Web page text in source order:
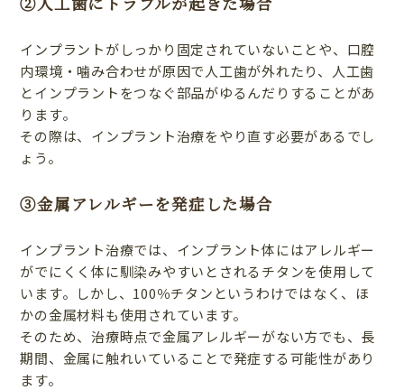
インプラントがしっかり固定されていないことや、口腔
内環境・噛み合わせが原因で人工歯が外れたり、人工歯
とインプラントをつなぐ部品がゆるんだりすることがあ
ります。
その際は、インプラント治療をやり直す必要があるでし
ょう。
③金属アレルギーを発症した場合
インプラント治療では、インプラント体にはアレルギー
がでにくく体に馴染みやすいとされるチタンを使用して
います。しかし、100％チタンというわけではなく、ほ
かの金属材料も使用されています。
そのため、治療時点で金属アレルギーがない方でも、長
期間、金属に触れいていることで発症する可能性があり
ます。